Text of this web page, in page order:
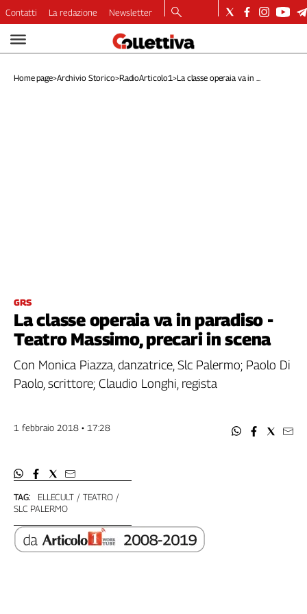
Video
Dirette
Filcams
Filctem
Filt
Fiom
Flai
Nidil
Slc
Spi
Inca
Caaf
Contatti La redazione Newsletter
Home page>Archivio Storico>RadioArticolo1>La classe operaia va in ...
GRS
La classe operaia va in paradiso -
Teatro Massimo, precari in scena
Con Monica Piazza, danzatrice, Slc Palermo; Paolo Di
Paolo, scrittore; Claudio Longhi, regista
1 febbraio 2018 • 17:28
TAG: ELLECULT
TEATRO
SLC PALERMO